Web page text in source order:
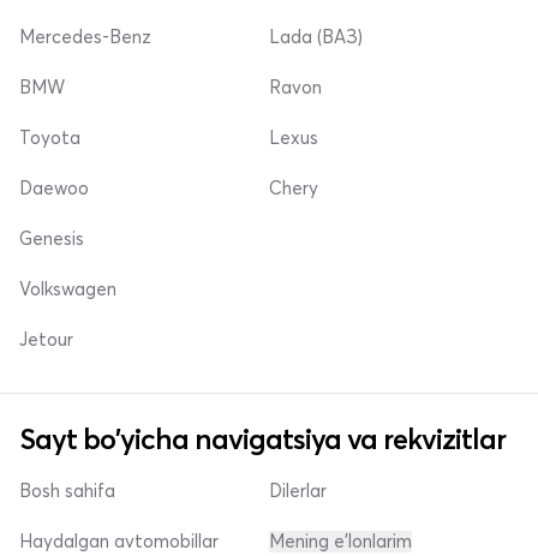
Mercedes-Benz Lada (ВАЗ)
BMW
Toyota
Daewoo
Ravon
Lexus
Chery
Genesis
Volkswagen
Jetour
Sayt bo'yicha navigatsiya va rekvizitlar
Bosh sahifa
Haydalgan avtomobillar
Dilerlar
Mening e'lonlarim